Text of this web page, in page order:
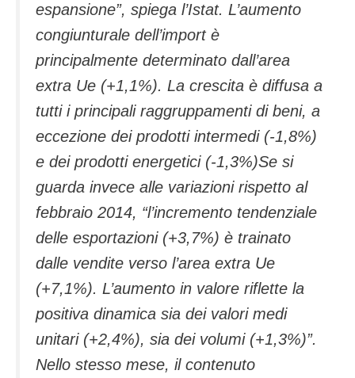
espansione”, spiega l’Istat. L’aumento
congiunturale dell’import è
principalmente determinato dall’area
extra Ue (+1,1%). La crescita è diffusa a
tutti i principali raggruppamenti di beni, a
eccezione dei prodotti intermedi (-1,8%)
e dei prodotti energetici (-1,3%)Se si
guarda invece alle variazioni rispetto al
febbraio 2014, “l’incremento tendenziale
delle esportazioni (+3,7%) è trainato
dalle vendite verso l’area extra Ue
(+7,1%). L’aumento in valore riflette la
positiva dinamica sia dei valori medi
unitari (+2,4%), sia dei volumi (+1,3%)”.
Nello stesso mese, il contenuto